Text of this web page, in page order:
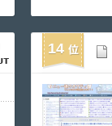
14